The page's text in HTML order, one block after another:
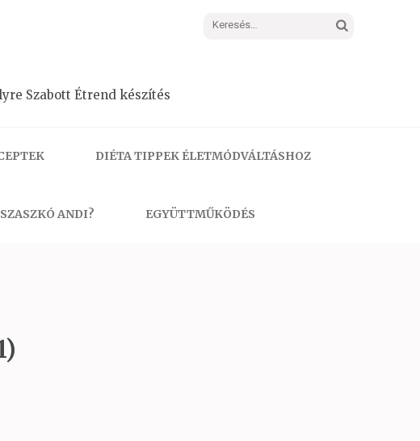
Keresés:
Szabott Étrend készítés
DIÉTA TIPPEK ÉLETMÓDVÁLTÁSHOZ
ANDI? EGYÜTTMŰKÖDÉS